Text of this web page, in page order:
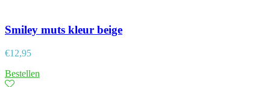
Smiley muts kleur beige
€12,95
Bestellen